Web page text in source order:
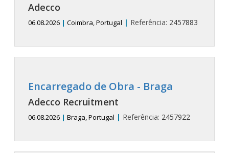
Adecco
06.08.2026 | Coimbra, Portugal | Referência: 2457883
Encarregado de Obra - Braga
Adecco Recruitment
06.08.2026 | Braga, Portugal | Referência: 2457922